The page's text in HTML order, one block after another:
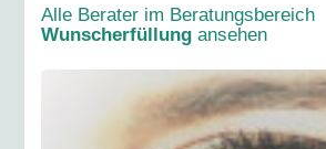
Alle Berater im Beratungsbereich
Wunscherfüllung ansehen